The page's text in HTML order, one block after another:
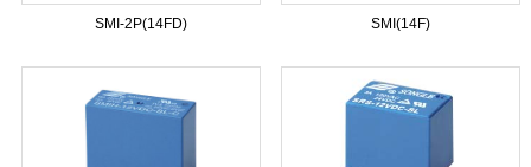
SMI-2P(14FD) SMI(14F)